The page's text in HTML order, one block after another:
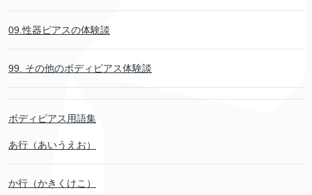
09.性器ピアスの体験談
99. その他のボディピアス体験談
ボディピアス用語集
あ行（あいうえお）
か行（かきくけこ）